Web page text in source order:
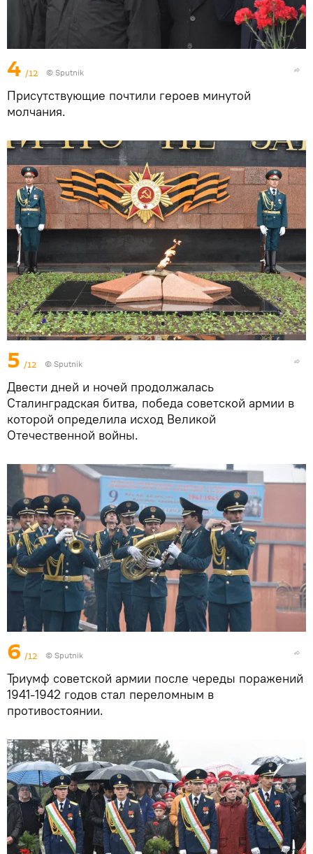
4 /12 © Sputnik
Присутствующие почтили героев минутой
молчания.
5 /12 © Sputnik
Двести дней и ночей продолжалась
Сталинградская битва, победа советской армии в
которой определила исход Великой
Отечественной войны.
6 /12 © Sputnik
Триумф советской армии после череды поражений
1941-1942 годов стал переломным в
противостоянии.